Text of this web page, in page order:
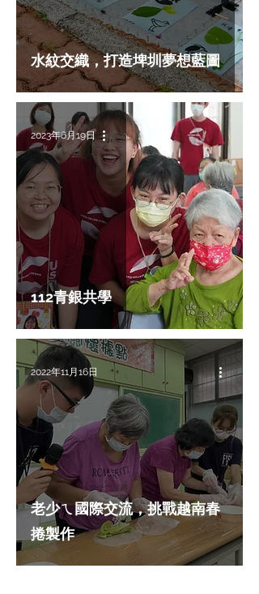
水紋交織，打造埤圳夢想藍圖
112青銀共學
2023年6月19日
老少ㄟ國際交流，挑戰越南春
捲製作
2022年11月16日